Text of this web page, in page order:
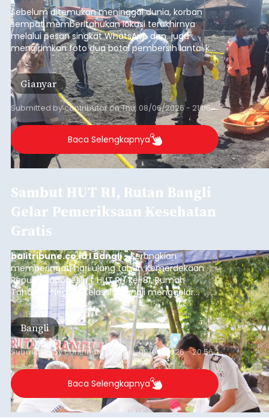
pesisir Pantai Purnama, Sukawati.
Sebelum ditemukan meninggal dunia, korban
sempat memberitahukan lokasi terakhirnya
melalui pesan singkat WhatsApp dan juga
mengirimkan foto dua botol pembersih lantai ke
istrinya.
Gianyar
Submitted bycontributoronThu, 08/06/2026 - 21:06
Baca Selengkapnya
Sambut HUT RI, Rutan Bangli
Gelar Pemeriksaan Kesehatan
Gratis
balitribune.co.id I Bangli -Serangkian
memperingati hari ulang tahun Kemerdekaan
Republik Indonesia ( HUT RI) ke-81, Rumah
Tahanan Negara Kelas II B Bangli menggelar
kegiatan pemeriksaan kesehatan gratis, Rabu
(6/8/2026).
Bangli
Submitted bycontributor Thu, 08/06/2026 - 20:56
Baca Selengkapnya